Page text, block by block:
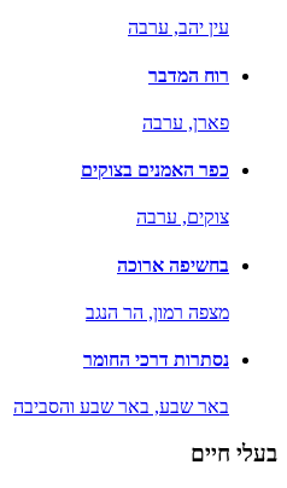
עין יהב, ערבה
רוח המדבר
פארן, ערבה
כפר האמנים בצוקים
צוקים, ערבה
בחשיפה ארוכה
מצפה רמון, הר הנגב
נסתרות דרכי החומר
באר שבע, באר שבע והסביבה
בעלי חיים